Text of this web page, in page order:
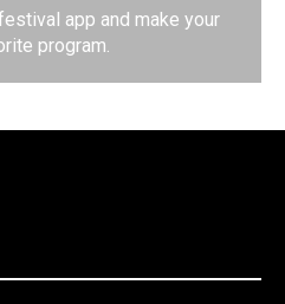
app and make your
program.